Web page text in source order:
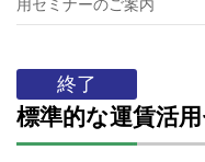
用セミナーのご案内
終了
標準的な運賃活